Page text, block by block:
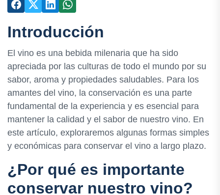
Introducción
El vino es una bebida milenaria que ha sido
apreciada por las culturas de todo el mundo por su
sabor, aroma y propiedades saludables. Para los
amantes del vino, la conservación es una parte
fundamental de la experiencia y es esencial para
mantener la calidad y el sabor de nuestro vino. En
este artículo, exploraremos algunas formas simples
y económicas para conservar el vino a largo plazo.
¿Por qué es importante
conservar nuestro vino?